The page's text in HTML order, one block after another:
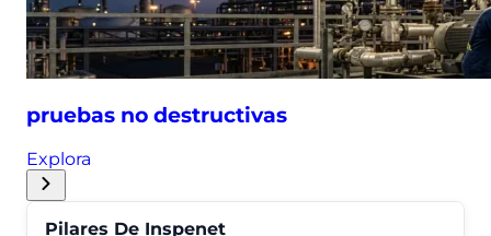
pruebas no destructivas
Explora
Pilares De Inspenet